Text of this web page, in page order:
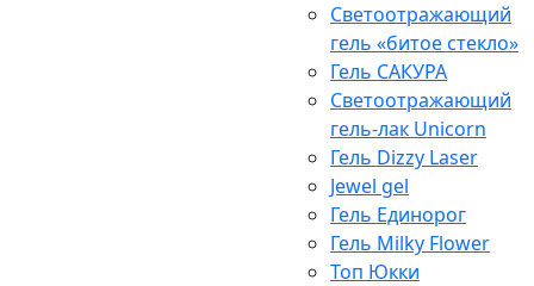
Светоотражающий
гель «битое стекло»
Гель САКУРА
Светоотражающий
гель-лак Unicorn
Гель Dizzy Laser
Jewel gel
Гель Единорог
Гель Milky Flower
Топ Юкки